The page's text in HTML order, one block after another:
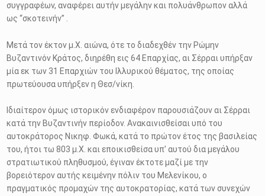
συγγραφέων, αναφέρει αυτήν μεγάλην και πολυάνθρωπον αλλά
ως “σκοτεινήν” .
Μετά τον έκτον μ.Χ. αιώνα, ότε το διαδεχθέν την Ρώμην
Βυζαντινόν Κράτος, διηρέθη εις 64 Επαρχίας, αι Σέρραι υπήρξαν
μία εκ των 31 Επαρχιών του Ιλλυρικού θέματος, της οποίας
πρωτεύουσα υπήρξεν η Θεσ/νίκη.
Ιδιαίτερον όμως ιστορικόν ενδιαφέρον παρουσιάζουν αι Σέρραι
κατά την Βυζαντινήν περίοδον. Ανακαινισθείσαι υπό του
αυτοκράτορος Νικηφ. Φωκά, κατά το πρώτον έτος της βασιλείας
του, ήτοι τω 803 μ.Χ. και εποικισθείσα υπ’ αυτού δια μεγάλου
στρατιωτικού πληθυσμού, έγιναν έκτοτε μαζί με την
βορειότερον αυτής κειμένην πόλιν του Μελενίκου, ο
πραγματικός προμαχών της αυτοκρατορίας, κατά των συνεχών